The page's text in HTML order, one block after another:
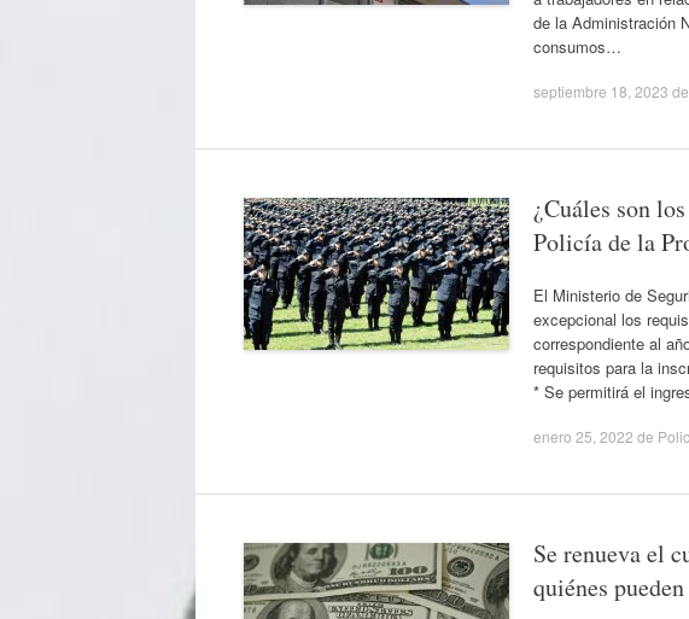
de la Administración
consumos…
septiembre 18, 2023 de
¿Cuáles son
Policía de la
El Ministerio de
excepcional los
correspondiente al
requisitos para la
* Se permitirá el
enero 25, 2022 de
Se renueva el
quiénes